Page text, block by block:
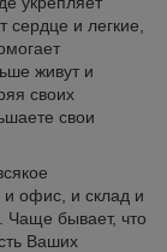
сердце и легкие,
живут и
своих
свои
и офис, и склад и
Чаще бывает, что
Ваших